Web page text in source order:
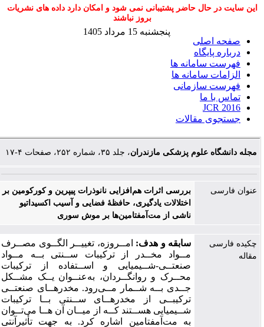
این سایت در حال حاضر پشتیبانی نمی شود و امکان دارد داده های نشریات
بروز نباشند
صفحه اصلی
درباره پایگاه
فهرست سامانه ها
الزامات سامانه ها
فهرست سازمانی
تماس با ما
JCR 2016
جستجوی مقالات
پنجشنبه 15 مرداد 1405
مجله دانشگاه علوم پزشکی مازندران ، جلد ۳۵، شماره ۲۵۲، صفحات ۴-۱۷
عنوان فارسی
بررسی اثرات هم‌افزایی نانوذرات پیپرین و کورکومین بر
اختلالات یادگیری، حافظۀ فضایی و آسیب اکسیداتیو
ناشی از مت‌آمفتامین‌ها بر موش سوری
چکیده فارسی
مقاله
سابقه و هدف: امــروزه، تغییــر الگــوی مصــرف
مــواد مخــدر از ترکیبات ســنتی بــه مــواد
صنعتــی-شــیمیایی و اســتفاده از ترکیبات
محــرک و روانگــردان، بهعنــوان یــک مشــکل
جــدی بــه شــمار مــیرود. مخدرهــای صنعتــی
ترکیبــی از مخدرهــای ســنتی بــا ترکیبات
شــیمیایی هســتند کــه از میــان آن هــا میتــوان
به متآمفتامین اشاره کرد. به جهت تأثیرآنتی